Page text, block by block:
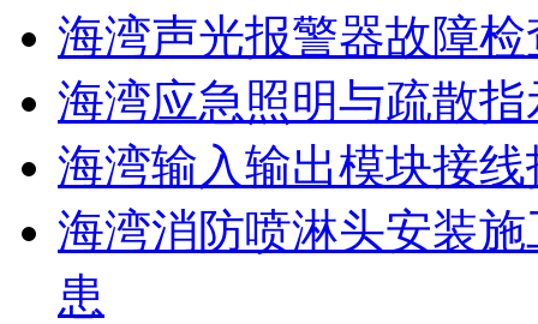
海湾声光报警器故障
海湾应急照明与疏散
海湾输入输出模块接
海湾消防喷淋头安装
患